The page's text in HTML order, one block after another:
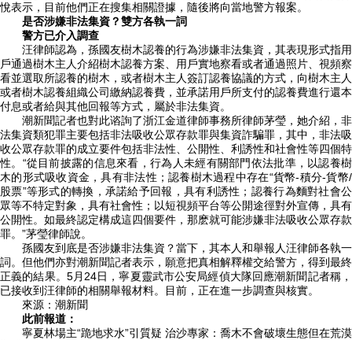
悅表示，目前他們正在搜集相關證據，隨後將向當地警方報案。
是否涉嫌非法集資？雙方各執一詞
警方已介入調查
汪律師認為，孫國友樹木認養的行為涉嫌非法集資，其表現形式指用
戶通過樹木主人介紹樹木認養方案、用戶實地察看或者通過照片、視頻察
看並選取所認養的樹木，或者樹木主人簽訂認養協議的方式，向樹木主人
或者樹木認養組織公司繳納認養費，並承諾用戶所支付的認養費進行還本
付息或者給與其他回報等方式，屬於非法集資。
潮新聞記者也對此谘詢了浙江金道律師事務所律師茅瑩，她介紹，非
法集資類犯罪主要包括非法吸收公眾存款罪與集資詐騙罪，其中，非法吸
收公眾存款罪的成立要件包括非法性、公開性、利誘性和社會性等四個特
性。“從目前披露的信息來看，行為人未經有關部門依法批準，以認養樹
木的形式吸收資金，具有非法性；認養樹木過程中存在“貨幣-積分-貨幣/
股票”等形式的轉換，承諾給予回報，具有利誘性；認養行為麵對社會公
眾等不特定對象，具有社會性；以短視頻平台等公開途徑對外宣傳，具有
公開性。如最終認定構成這四個要件，那麽就可能涉嫌非法吸收公眾存款
罪。”茅瑩律師說。
孫國友到底是否涉嫌非法集資？當下，其本人和舉報人汪律師各執一
詞。但他們亦對潮新聞記者表示，願意把真相解釋權交給警方，得到最終
正義的結果。5月24日，寧夏靈武市公安局經偵大隊回應潮新聞記者稱，
已接收到汪律師的相關舉報材料。目前，正在進一步調查與核實。
來源：潮新聞
此前報道：
寧夏林場主“跪地求水”引質疑 治沙專家：喬木不會破壞生態但在荒漠